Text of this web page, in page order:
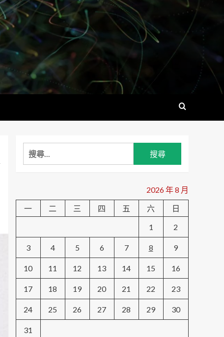
搜
尋
字:
2026 年 8 月
一
二 三 四 五 六
日
1
2
3 4 5 6 7 8 9
10 11 12 13 14 15 16
17 18 19 20 21 22 23
24 25 26 27 28 29 30
31